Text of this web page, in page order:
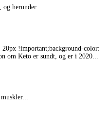
herunder...
!important;background-color:
Keto er sundt, og er i 2020...